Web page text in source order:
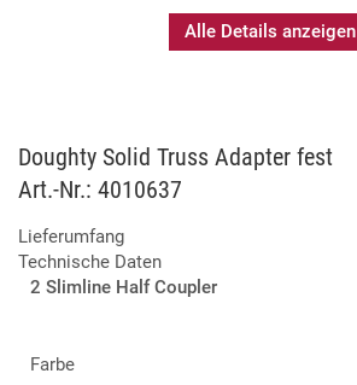
Alle Details anzeigen
Doughty Solid Truss Adapter fest
Art.-Nr.: 4010637
Lieferumfang
Technische Daten
2 Slimline Half Coupler
Farbe